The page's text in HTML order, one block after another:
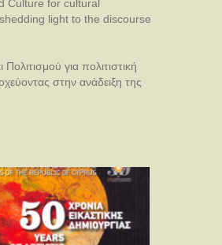
Culture for cultural
light to the discourse
για πολιτιστική
στην ανάδειξη της